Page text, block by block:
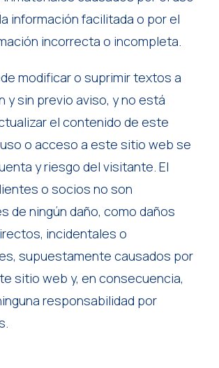
información facilitada o por el
incorrecta o incompleta.
modificar o suprimir textos a
y sin previo aviso, y no está
el contenido de este
o acceso a este sitio web se
y riesgo del visitante. El
o socios no son
de ningún daño, como daños
incidentales o
supuestamente causados por
sitio web y, en consecuencia,
responsabilidad por